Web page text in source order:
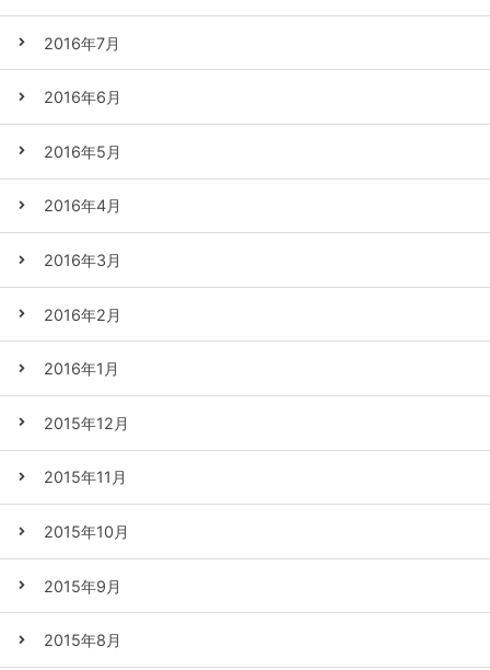
2016年7月
2016年6月
2016年5月
2016年4月
2016年3月
2016年2月
2016年1月
2015年12月
2015年11月
2015年10月
2015年9月
2015年8月